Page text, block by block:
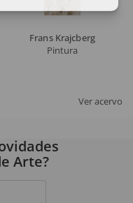
Frans Krajcberg
Pintura
Ver acervo
Arte?